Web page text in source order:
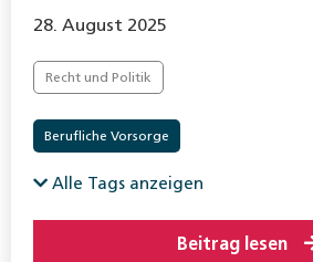
28. August 2025
Recht und Politik
Berufliche Vorsorge
Alle Tags anzeigen
Beitrag lesen